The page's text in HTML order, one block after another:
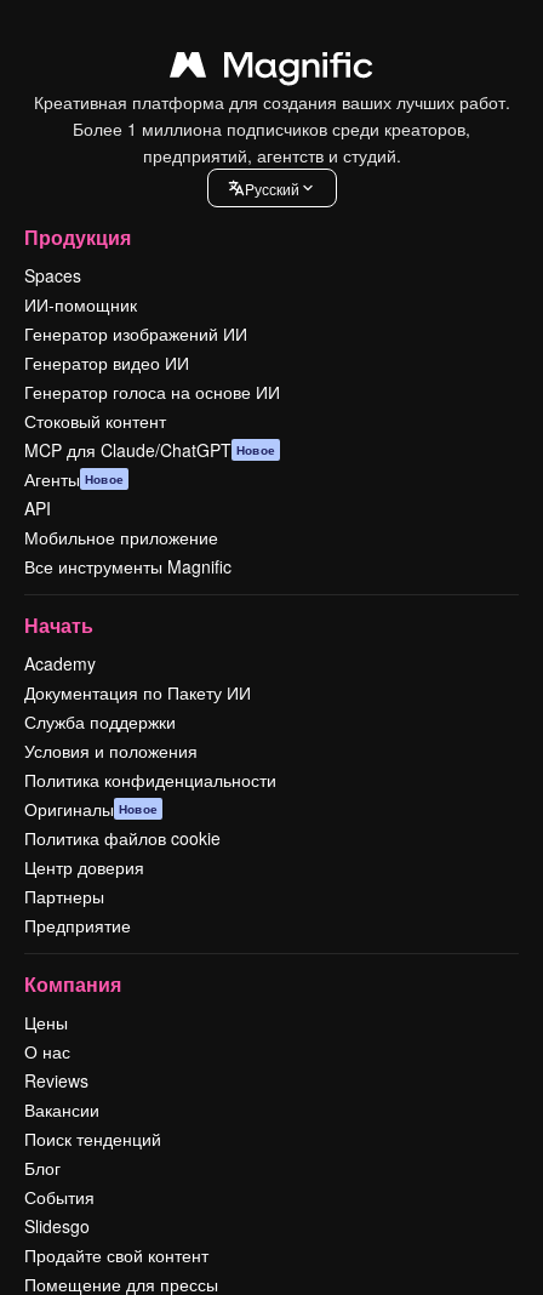
Креативная платформа для создания ваших лучших работ.
Более 1 миллиона подписчиков среди креаторов,
предприятий, агентств и студий.
Pусский
Продукция
Spaces
ИИ-помощник
Генератор изображений ИИ
Генератор видео ИИ
Генератор голоса на основе ИИ
Стоковый контент
MCP для Claude/ChatGPT Новое
Агенты Новое
API
Мобильное приложение
Все инструменты Magnific
Начать
Academy
Документация по Пакету ИИ
Служба поддержки
Условия и положения
Политика конфиденциальности
Оригиналы Новое
Политика файлов cookie
Центр доверия
Партнеры
Предприятие
Компания
Цены
О нас
Reviews
Вакансии
Поиск тенденций
Блог
События
Slidesgo
Продайте свой контент
Помещение для прессы